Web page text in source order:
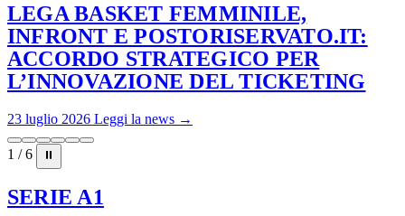
LEGA BASKET FEMMINILE,
INFRONT E POSTORISERVATO.IT:
ACCORDO STRATEGICO PER
L’INNOVAZIONE DEL TICKETING
23 luglio 2026 Leggi la news →
1 / 6 ⏸
SERIE A1